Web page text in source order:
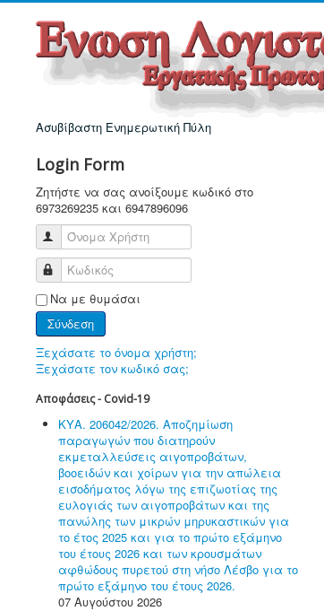
Ασυβίβαστη Ενημερωτική Πύλη
Login Form
Ζητήστε να σας ανοίξουμε κωδικό στο
6973269235 και 6947896096
Όνομα Χρήστη
Κωδικός
Να με θυμάσαι
Σύνδεση
Ξεχάσατε το όνομα χρήστη;
Ξεχάσατε τον κωδικό σας;
Αποφάσεις - Covid-19
ΚΥΑ. 206042/2026. Αποζημίωση
παραγωγών που διατηρούν
εκμεταλλεύσεις αιγοπροβάτων,
βοοειδών και χοίρων για την απώλεια
εισοδήματος λόγω της επιζωοτίας της
ευλογιάς των αιγοπροβάτων και της
πανώλης των μικρών μηρυκαστικών για
το έτος 2025 και για το πρώτο εξάμηνο
του έτους 2026 και των κρουσμάτων
αφθώδους πυρετού στη νήσο Λέσβο για το
πρώτο εξάμηνο του έτους 2026.
07 Αυγούστου 2026